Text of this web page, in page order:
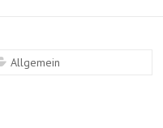
Allgemein